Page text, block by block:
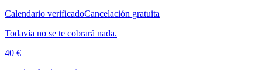
Calendario verificadoCancelación gratuita
Todavía no se te cobrará nada.
40 €